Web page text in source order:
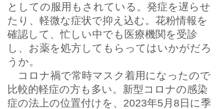
としての服用もされている。発症を遅らせ
たり、軽微な症状で抑え込む。花粉情報を
確認して、忙しい中でも医療機関を受診
し、お薬を処方してもらってはいかがだろ
うか。
コロナ禍で常時マスク着用になったので
比較的軽症の方も多い。新型コロナの感染
症の法上の位置付けを、2023年5月8日に季